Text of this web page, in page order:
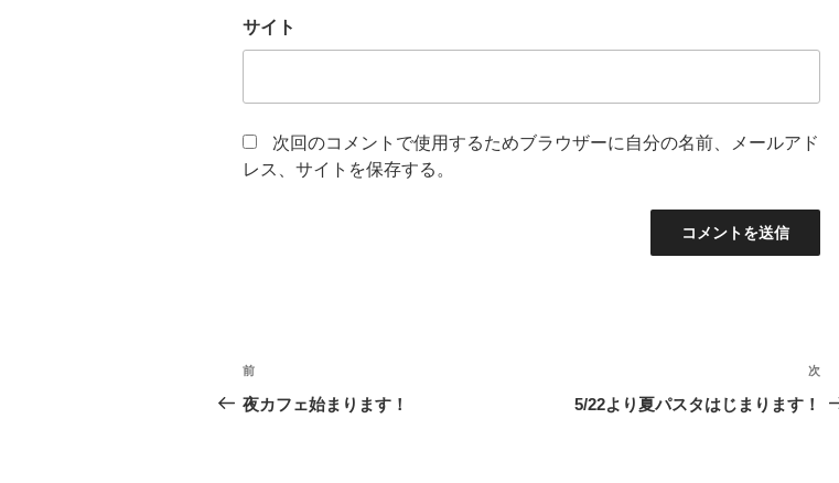
サイト
次回のコメントで使用するためブラウザーに自分の名前、メールアド
レス、サイトを保存する。
投
稿
前
の
前
夜カフェ始まります！
次
の
次
5/22より夏パスタはじまります！